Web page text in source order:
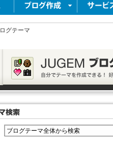
グテーマ